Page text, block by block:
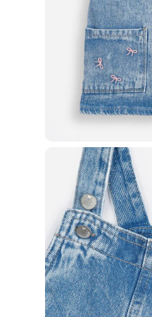
Casacos e Jaquetas
Macacões
Shorts e Bermudas
Vestidos
Acessórios
Bolsas
Bonés e Chapéus
Bijoux
Óculos
Relógios
Calçados
Botas
Chinelos
Rasteirinhas
Sandálias
Sapatilhas
Tênis
Marcas
City
Clock House
Mindset
Sawary